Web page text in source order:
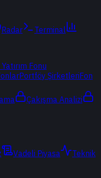
Radar
Terminal
Fonu
Portföy ŞirketleriFon
Çakışma Analizi
Vadeli Piyasa
Teknik